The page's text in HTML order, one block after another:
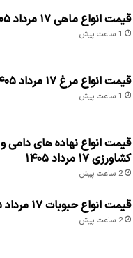
قیمت انواع ماهی ۱۷ مرداد ۱۴۰۵
1 ساعت پیش
قیمت انواع مرغ ۱۷ مرداد ۱۴۰۵
1 ساعت پیش
قیمت انواع نهاده های
کشاورزی ۱۷ مرداد ۱۴۰۵
2 ساعت پیش
قیمت انواع حبوبات ۱۷ مرداد ۱۴۰۵
2 ساعت پیش